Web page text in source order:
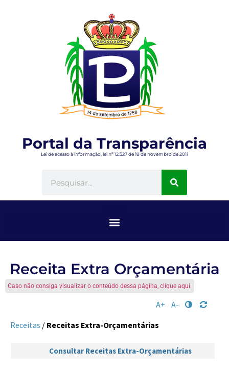
Portal da Transparência
Lei de acesso à informação, lei nº 12.527 de 18 de novembro de 2011
Receita Extra Orçamentária
Caso não consiga visualizar o conteúdo dessa página, clique aqui.